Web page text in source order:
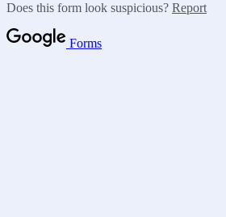
Does this form look suspicious? Report
Forms